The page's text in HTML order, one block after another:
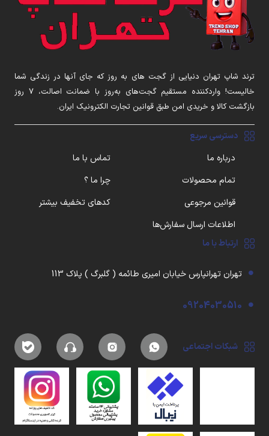
ترند شاپ تهران دنیایی از گجت های به روز که جای آنها در زندگی شما
خالیست! واردکننده مستقیم گجت‌های به‌روز با ضمانت اصالت، ۷ روز
بازگشت کالا و خریدی امن طبق قوانین تجارت الکترونیک ایران.
دسترسی سریع
درباره ما
تماس با ما
تمام محصولات
چرا ما ؟
قوانین مرجوعی
کدهای تخفیف بیشتر
اطلاعات ارسال سفارش‌ها
ارتباط با ما
تهران تهرانپارس خیابان امیری طائمه ( گلبرگ ) پلاک 113
09204030510
شبکات اجتماعی